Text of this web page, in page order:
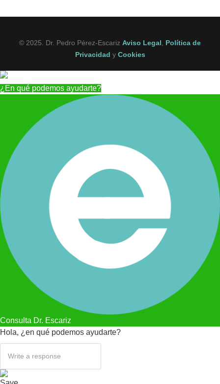
© 2025. Dr. Pedro Pérez-Escariz Aviso Legal
Política de
Privacidad y Cookies
¿En qué podemos ayudarte?
Consulta Dr. Escariz
Hola, ¿en qué podemos ayudarte?